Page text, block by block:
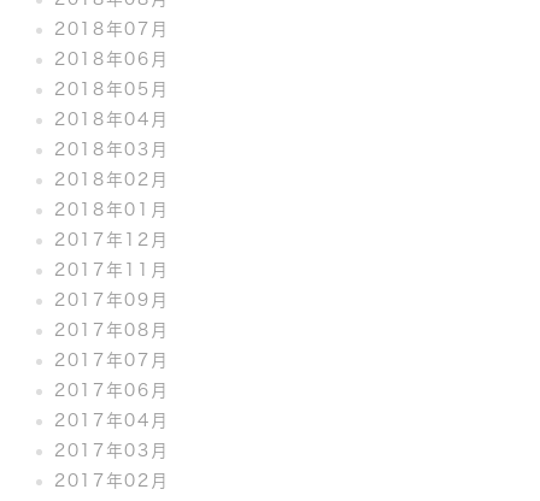
2018年07月
2018年06月
2018年05月
2018年04月
2018年03月
2018年02月
2018年01月
2017年12月
2017年11月
2017年09月
2017年08月
2017年07月
2017年06月
2017年04月
2017年03月
2017年02月